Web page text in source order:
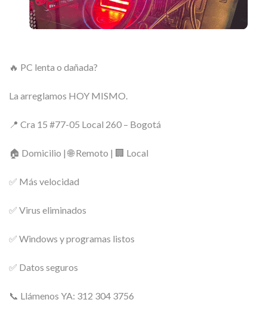
🔥 PC lenta o dañada?
La arreglamos HOY MISMO.
📍 Cra 15 #77-05 Local 260 – Bogotá
🏠 Domicilio | 🌐 Remoto | 🏢 Local
✅ Más velocidad
✅ Virus eliminados
✅ Windows y programas listos
✅ Datos seguros
📞 Llámenos YA: 312 304 3756